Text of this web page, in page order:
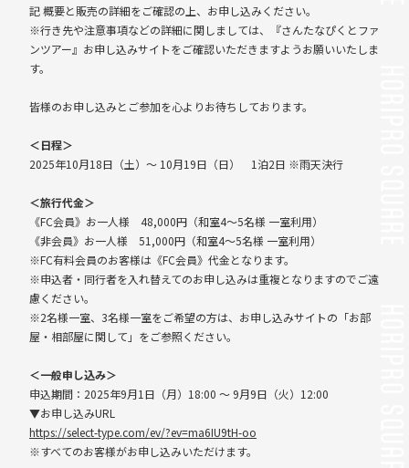
記 概要と販売の詳細をご確認の上、お申し込みください。
※行き先や注意事項などの詳細に関しましては、『さんたなぴくとファ
ンツアー』お申し込みサイトをご確認いただきますようお願いいたしま
す。
皆様のお申し込みとご参加を心よりお待ちしております。
＜日程＞
2025年10月18日（土）〜 10月19日（日） 1泊2日 ※雨天決行
＜旅行代金＞
《FC会員》お一人様 48,000円（和室4〜5名様 一室利用）
《非会員》お一人様 51,000円（和室4〜5名様 一室利用）
※FC有料会員のお客様は《FC会員》代金となります。
※申込者・同行者を入れ替えてのお申し込みは重複となりますのでご遠
慮ください。
※2名様一室、3名様一室をご希望の方は、お申し込みサイトの「お部
屋・相部屋に関して」をご参照ください。
＜一般申し込み＞
申込期間：2025年9月1日（月）18:00 〜 9月9日（火）12:00
▼お申し込みURL
https://select-type.com/ev/?ev=ma6IU9tH-oo
※すべてのお客様がお申し込みいただけます。